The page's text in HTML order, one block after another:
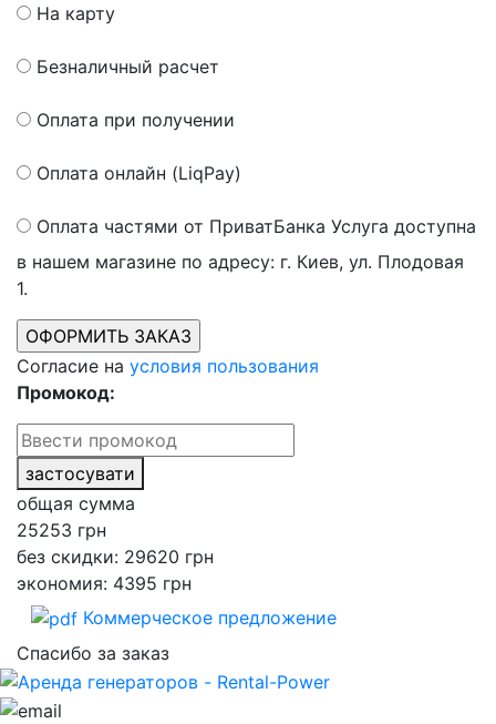
На карту
Безналичный расчет
Оплата при получении
Оплата онлайн (LiqPay)
Оплата частями от ПриватБанка Услуга доступна
в нашем магазине по адресу: г. Киев, ул. Плодовая
1.
Согласие на условия пользования
Промокод:
застосувати
общая сумма
25253 грн
без скидки: 29620 грн
экономия: 4395 грн
Коммерческое предложение
Спасибо за заказ